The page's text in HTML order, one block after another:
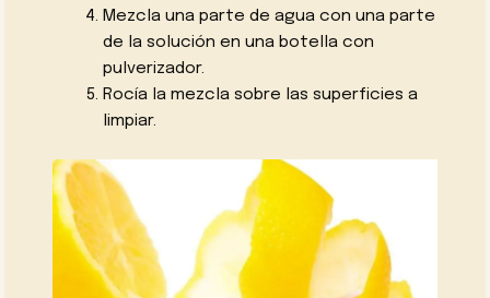
Mezcla una parte de agua con una parte
de la solución en una botella con
pulverizador.
Rocía la mezcla sobre las superficies a
limpiar.